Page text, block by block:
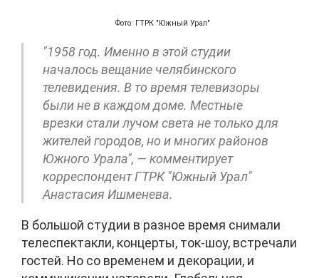
Фото: ГТРК "Южный Урал"
"1958 год. Именно в этой студии
началось вещание челябинского
телевидения. В то время телевизоры
были не в каждом доме. Местные
врезки стали лучом света не только для
жителей городов, но и многих районов
Южного Урала", — комментирует
корреспондент ГТРК "Южный Урал"
Анастасия Ишменева.
В большой студии в разное время снимали
телеспектакли, концерты, ток-шоу, встречали
гостей. Но со временем и декорации, и